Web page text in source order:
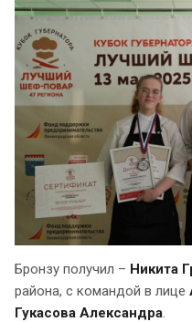
Бронзу получил – Никита
района, с командой в лице
Гукасова Александра.